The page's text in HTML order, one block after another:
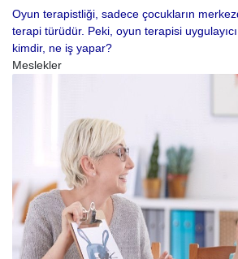
Oyun terapistliği, sadece çocukların
terapi türüdür. Peki, oyun terapisi
kimdir, ne iş yapar?
Meslekler